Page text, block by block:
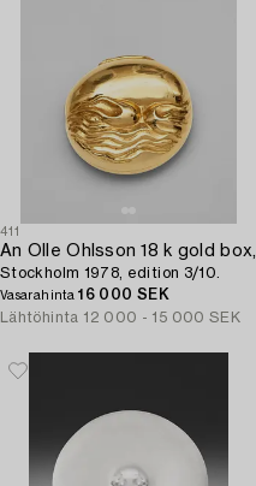
411
An Olle Ohlsson 18 k gold box,
Stockholm 1978, edition 3/10.
Vasarahinta16 000 SEK
Lähtöhinta 12 000 - 15 000 SEK